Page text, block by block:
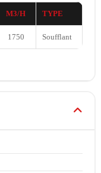
M3/H TYPE
1750 Soufflant